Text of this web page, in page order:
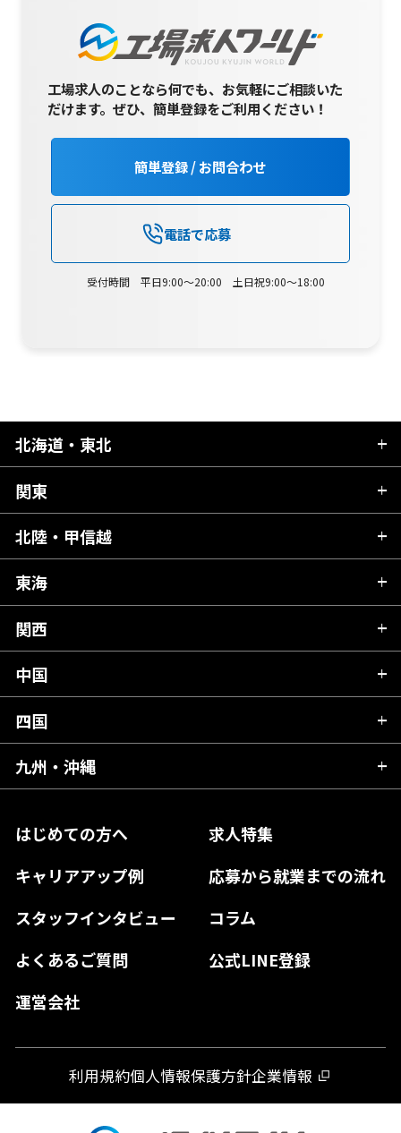
工場求人のことなら何でも、お気軽にご相談いた
だけます。ぜひ、簡単登録をご利用ください！
簡単登録 / お問合わせ
電話で応募
受付時間 平日9:00～20:00 土日祝9:00～18:00
はじめての方へ
求人特集
キャリアアップ例
応募から就業までの流れ
スタッフインタビュー
コラム
よくあるご質問
公式LINE登録
運営会社
北海道・東北
北海道
青森県
秋田県
岩手県
宮城県
福島県
関東
茨城県
栃木県
群馬県
千葉県
東京都
神奈川県
北陸・甲信越
新潟県
富山県
石川県
山梨県
長野県
東海
岐阜県
静岡県
愛知県
関西
滋賀県
京都府
大阪府
奈良県
和歌山県
中国
広島県
岡山県
島根県
山口県
四国
愛媛県
徳島県
九州・沖縄
熊本県
宮崎県
鹿児島県
利用規約個人情報保護方針企業情報